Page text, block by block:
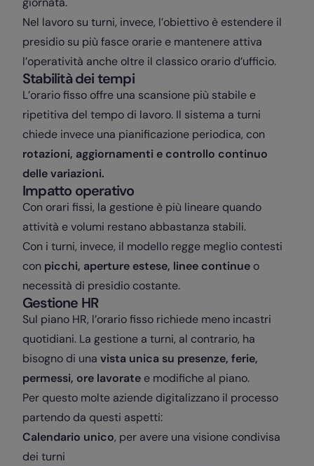
Nel lavoro su turni, invece, l’obiettivo è estendere il
presidio su più fasce orarie e mantenere attiva
l’operatività anche oltre il classico orario d’ufficio.
Stabilità dei tempi
L’orario fisso offre una scansione più stabile e
ripetitiva del tempo di lavoro. Il sistema a turni
chiede invece una pianificazione periodica, con
rotazioni, aggiornamenti e controllo continuo
delle variazioni.
Impatto operativo
Con orari fissi, la gestione è più lineare quando
attività e volumi restano abbastanza stabili.
Con i turni, invece, il modello regge meglio contesti
con picchi, aperture estese, linee continue o
necessità di presidio costante.
Gestione HR
Sul piano HR, l’orario fisso richiede meno incastri
quotidiani. La gestione a turni, al contrario, ha
bisogno di una vista unica su presenze, ferie,
permessi, ore lavorate e modifiche al piano.
Per questo molte aziende digitalizzano il processo
partendo da questi aspetti:
Calendario unico, per avere una visione condivisa
dei turni